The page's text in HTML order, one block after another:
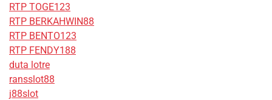
RTP TOGE123
RTP BERKAHWIN88
RTP BENTO123
RTP FENDY188
duta lotre
ransslot88
j88slot